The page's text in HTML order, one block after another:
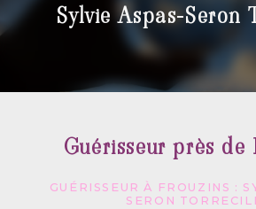
Sylvie Aspas-Seron
Guérisseur près de
GUÉRISSEUR À FROUZINS :
SERON